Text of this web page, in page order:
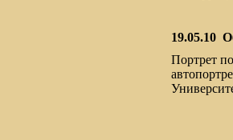
19.05.10
Портрет